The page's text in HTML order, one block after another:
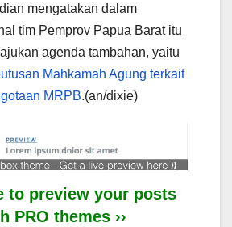
mengatakan dalam
tim Pemprov Papua Barat itu
agenda tambahan, yaitu
Mahkamah Agung terkait
MRPB.(an/dixie)
to preview your posts
PRO themes ››